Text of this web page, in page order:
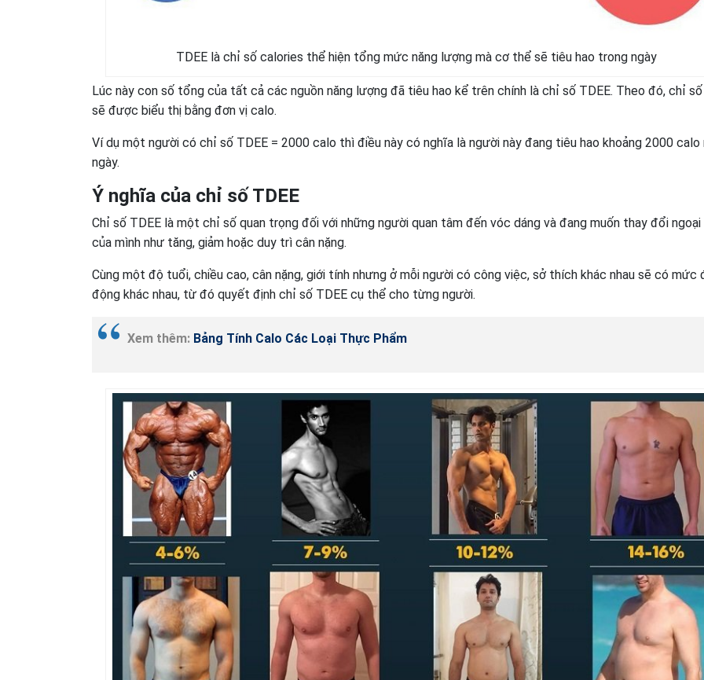
TDEE là chỉ số calories thể hiện tổng mức năng lượng mà cơ thể sẽ tiêu hao trong ngày
Lúc này con số tổng của tất cả các nguồn năng lượng đã tiêu hao kể trên chính là chỉ số TDEE. Theo đó, chỉ số
sẽ được biểu thị bằng đơn vị calo.
Ví dụ một người có chỉ số TDEE = 2000 calo thì điều này có nghĩa là người này đang tiêu hao khoảng 2000 calo
ngày.
Ý nghĩa của chỉ số TDEE
Chỉ số TDEE là một chỉ số quan trọng đối với những người quan tâm đến vóc dáng và đang muốn thay đổi ngoại
của mình như tăng, giảm hoặc duy trì cân nặng.
Cùng một độ tuổi, chiều cao, cân nặng, giới tính nhưng ở mỗi người có công việc, sở thích khác nhau sẽ có mức
động khác nhau, từ đó quyết định chỉ số TDEE cụ thể cho từng người.
Xem thêm: Bảng Tính Calo Các Loại Thực Phẩm